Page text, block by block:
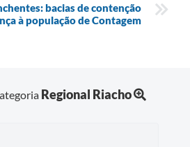
bacias de contenção
à população de Contagem
Regional Riacho